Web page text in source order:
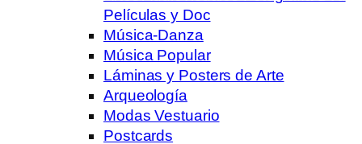
Películas y Doc
Música-Danza
Música Popular
Láminas y Posters de Arte
Arqueología
Modas Vestuario
Postcards